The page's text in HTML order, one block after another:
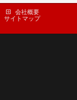
会社概要
サイトマップ